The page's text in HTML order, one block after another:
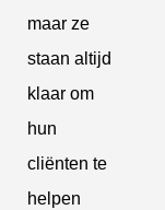
maar ze
staan altijd
klaar om
hun
cliënten te
helpen